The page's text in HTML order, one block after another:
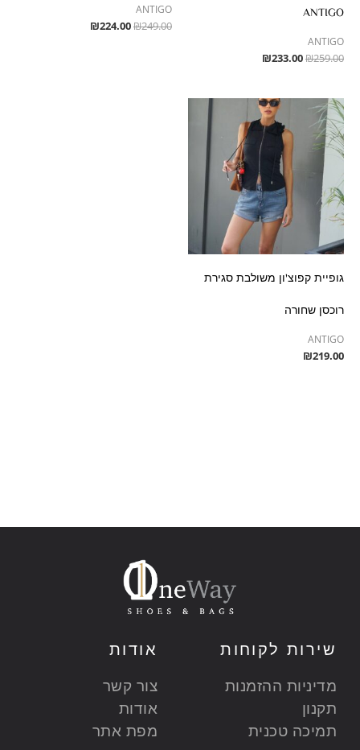
ANTIGO
ANTIGO
₪259.00
₪233.00
ANTIGO
₪249.00
₪224.00
גופיית קפוצ'ון משולבת סגירת
רוכסן שחורה
ANTIGO
₪219.00
שירות לקוחות
מדיניות ההזמנות
תקנון
תמיכה טכנית
אודות
צור קשר
אודות
מפת אתר